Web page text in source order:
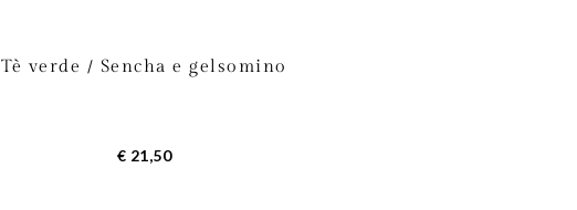
Tè verde / Sencha e gelsomino
€ 21,50